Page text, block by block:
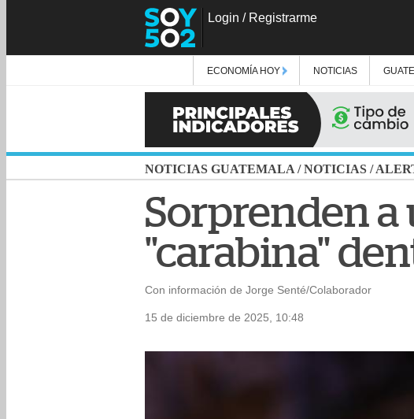
Login / Registrarme
ECONOMÍA HOY NOTICIAS GUATE
NOTICIAS GUATEMALA /NOTICIAS /
Sorprenden
"carabina"
Con información de Jorge Senté/Colaborador
15 de diciembre de 2025, 10:48